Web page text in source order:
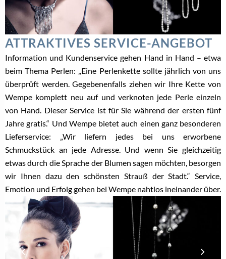
ATTRAKTIVES SERVICE-ANGEBOT
Information und Kundenservice gehen Hand in Hand – etwa
beim Thema Perlen: „Eine Perlenkette sollte jährlich von uns
überprüft werden. Gegebenenfalls ziehen wir Ihre Kette von
Wempe komplett neu auf und verknoten jede Perle einzeln
von Hand. Dieser Service ist für Sie während der ersten fünf
Jahre gratis.“ Und Wempe bietet auch einen ganz besonderen
Lieferservice: „Wir liefern jedes bei uns erworbene
Schmuckstück an jede Adresse. Und wenn Sie gleichzeitig
etwas durch die Sprache der Blumen sagen möchten, besorgen
wir Ihnen dazu den schönsten Strauß der Stadt.“ Service,
Emotion und Erfolg gehen bei Wempe nahtlos ineinander über.